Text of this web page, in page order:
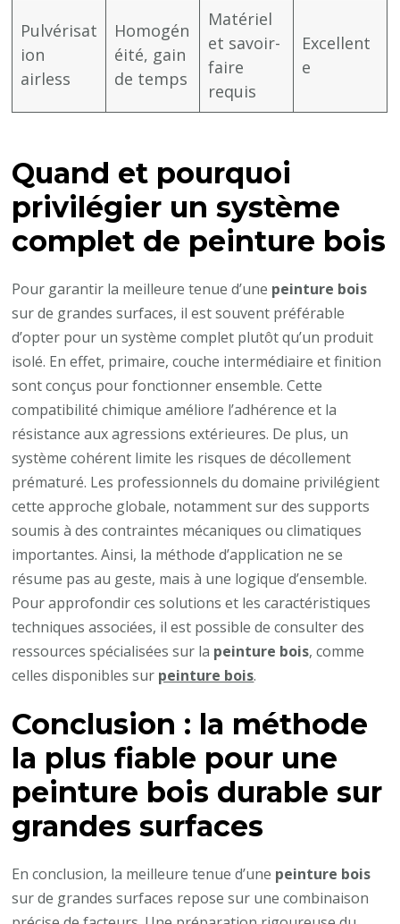
Pulvérisat
ion
airless
Homogén
éité, gain
de temps
Matériel
et savoir-
faire
requis
Excellent
e
Quand et pourquoi
privilégier un système
complet de peinture bois
Pour garantir la meilleure tenue d’une peinture bois
sur de grandes surfaces, il est souvent préférable
d’opter pour un système complet plutôt qu’un produit
isolé. En effet, primaire, couche intermédiaire et finition
sont conçus pour fonctionner ensemble. Cette
compatibilité chimique améliore l’adhérence et la
résistance aux agressions extérieures. De plus, un
système cohérent limite les risques de décollement
prématuré. Les professionnels du domaine privilégient
cette approche globale, notamment sur des supports
soumis à des contraintes mécaniques ou climatiques
importantes. Ainsi, la méthode d’application ne se
résume pas au geste, mais à une logique d’ensemble.
Pour approfondir ces solutions et les caractéristiques
techniques associées, il est possible de consulter des
ressources spécialisées sur la peinture bois, comme
celles disponibles sur peinture bois.
Conclusion : la méthode
la plus fiable pour une
peinture bois durable sur
grandes surfaces
En conclusion, la meilleure tenue d’une peinture bois
sur de grandes surfaces repose sur une combinaison